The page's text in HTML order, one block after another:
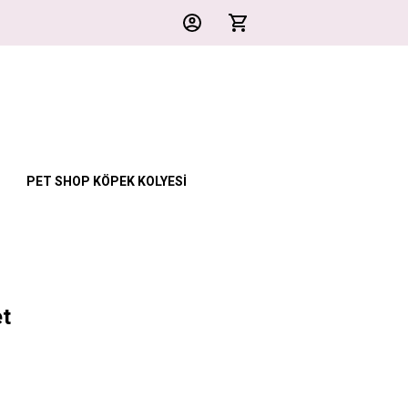
PET SHOP KÖPEK KOLYESİ